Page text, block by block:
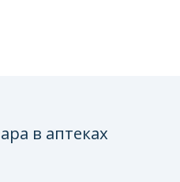
в аптеках